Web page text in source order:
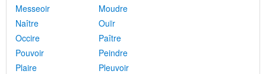
Messeoir
Moudre
Naître
Ouïr
Occire
Paître
Pouvoir
Peindre
Plaire
Pleuvoir